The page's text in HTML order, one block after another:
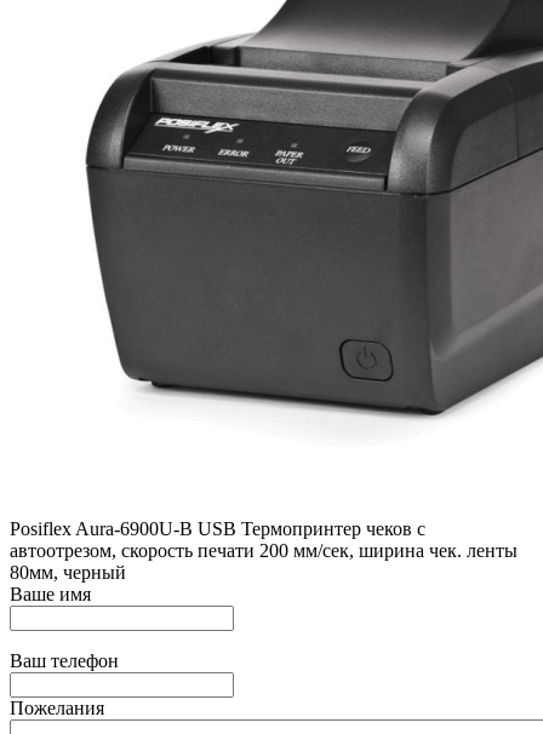
Posiflex Aura-6900U-B USB Термопринтер чеков с
автоотрезом, скорость печати 200 мм/сек, ширина чек. ленты
80мм, черный
Ваше имя
Ваш телефон
Пожелания